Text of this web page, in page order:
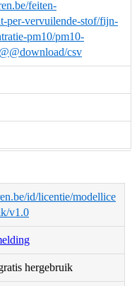
feiten-
per-vervuilende-stof/fijn-
pm10/pm10-
csv
id/licentie/modellice
v1.0
hergebruik